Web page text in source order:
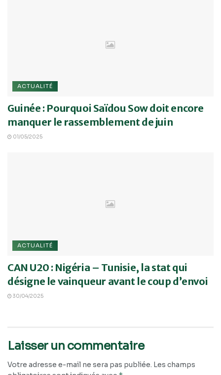
ACTUALITÉ
Guinée : Pourquoi Saïdou Sow doit encore
manquer le rassemblement de juin
01/05/2025
ACTUALITÉ
CAN U20 : Nigéria – Tunisie, la stat qui
désigne le vainqueur avant le coup d’envoi
30/04/2025
Laisser un commentaire
Votre adresse e-mail ne sera pas publiée. Les champs